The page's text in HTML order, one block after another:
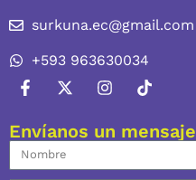
surkuna.ec@gmail.com
+593 963630034
Envíanos un mensaje